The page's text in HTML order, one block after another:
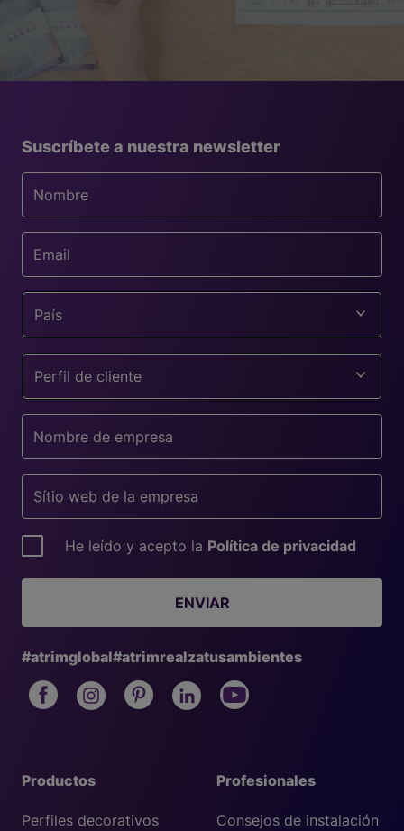
Profesionales
Consejos de instalación
Productos
Perfiles decorativos
Suscríbete a nuestra newsletter
País
Perfil de cliente
He leído y acepto la Política de privacidad
ENVIAR
#atrimglobal#atrimrealzatusambientes